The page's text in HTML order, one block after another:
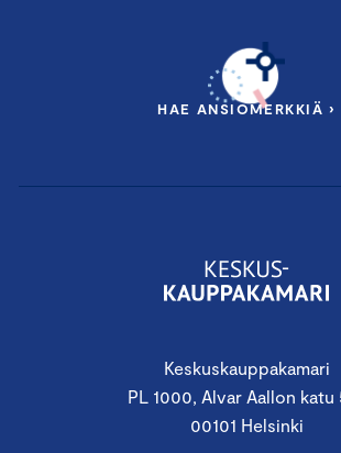
Keskuskauppakamari
PL 1000, Alvar Aallon katu
00101 Helsinki
HAE ANSIOMERKKIÄ ›